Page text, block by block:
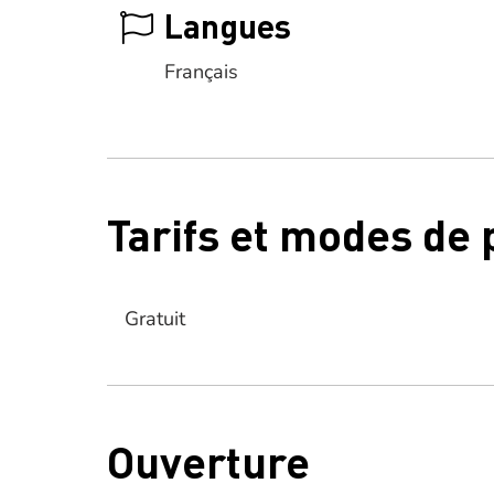
Langues
Français
Tarifs et modes de
Gratuit
Ouverture